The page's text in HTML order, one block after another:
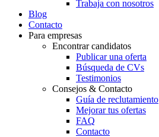
Trabaja con nosotros
Blog
Contacto
Para empresas
Encontrar candidatos
Publicar una oferta
Búsqueda de CVs
Testimonios
Consejos & Contacto
Guía de reclutamiento
Mejorar tus ofertas
FAQ
Contacto